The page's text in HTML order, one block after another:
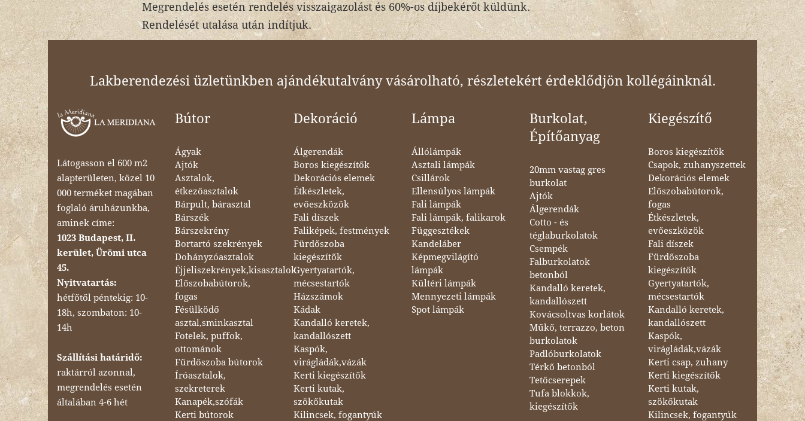
Megrendelés esetén rendelés visszaigazolást és 60%-os díjbekérőt küldünk.
Rendelését utalása után indítjuk.
Lakberendezési üzletünkben ajándékutalvány vásárolható, részletekért érdeklődjön kollégáinknál.
Látogasson el 600 m2
alapterületen, közel 10
000 terméket magában
foglaló áruházunkba,
aminek címe:
1023 Budapest, II.
kerület, Ürömi utca
45.
Nyitvatartás:
hétfőtől péntekig: 10-
18h, szombaton: 10-
14h
Szállítási határidő:
raktárról azonnal,
megrendelés esetén
általában 4-6 hét
Bútor
Ágyak
Ajtók
Asztalok,
étkezőasztalok
Bárpult, bárasztal
Bárszék
Bárszekrény
Bortartó szekrények
Dohányzóasztalok
Éjjeliszekrények,kisasztalok
Előszobabútorok,
fogas
Fésülködő
asztal,sminkasztal
Fotelek, puffok,
ottománok
Fürdőszoba bútorok
Íróasztalok,
szekreterek
Kanapék,szófák
Kerti bútorok
Dekoráció
Álgerendák
Boros kiegészítők
Dekorációs elemek
Étkészletek,
evőeszközök
Fali díszek
Faliképek, festmények
Fürdőszoba
kiegészítők
Gyertyatartók,
mécsestartók
Házszámok
Kádak
Kandalló keretek,
kandallószett
Kaspók,
virágládák,vázák
Kerti kiegészítők
Kerti kutak,
szökőkutak
Kilincsek, fogantyúk
Lámpa
Állólámpák
Asztali lámpák
Csillárok
Ellensúlyos lámpák
Fali lámpák
Fali lámpák, falikarok
Függesztékek
Kandeláber
Képmegvilágító
lámpák
Kültéri lámpák
Mennyezeti lámpák
Spot lámpák
Burkolat,
Építőanyag
20mm vastag gres
burkolat
Ajtók
Álgerendák
Cotto - és
téglaburkolatok
Csempék
Falburkolatok
betonból
Kandalló keretek,
kandallószett
Kovácsoltvas korlátok
Műkő, terrazzo, beton
burkolatok
Padlóburkolatok
Térkő betonból
Tetőcserepek
Tufa blokkok,
kiegészítők
Kiegészítő
Boros kiegészítők
Csapok, zuhanyszettek
Dekorációs elemek
Előszobabútorok,
fogas
Étkészletek,
evőeszközök
Fali díszek
Fürdőszoba
kiegészítők
Gyertyatartók,
mécsestartók
Kandalló keretek,
kandallószett
Kaspók,
virágládák,vázák
Kerti csap, zuhany
Kerti kiegészítők
Kerti kutak,
szökőkutak
Kilincsek, fogantyúk